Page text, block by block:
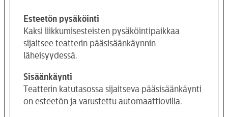
Esteetön pysäköinti
Kaksi liikkumisesteisten pysäköintipaikkaa
sijaitsee teatterin pääsisäänkäynnin
läheisyydessä.
Sisäänkäynti
Teatterin katutasossa sijaitseva pääsisäänkäynti
on esteetön ja varustettu automaattiovilla.